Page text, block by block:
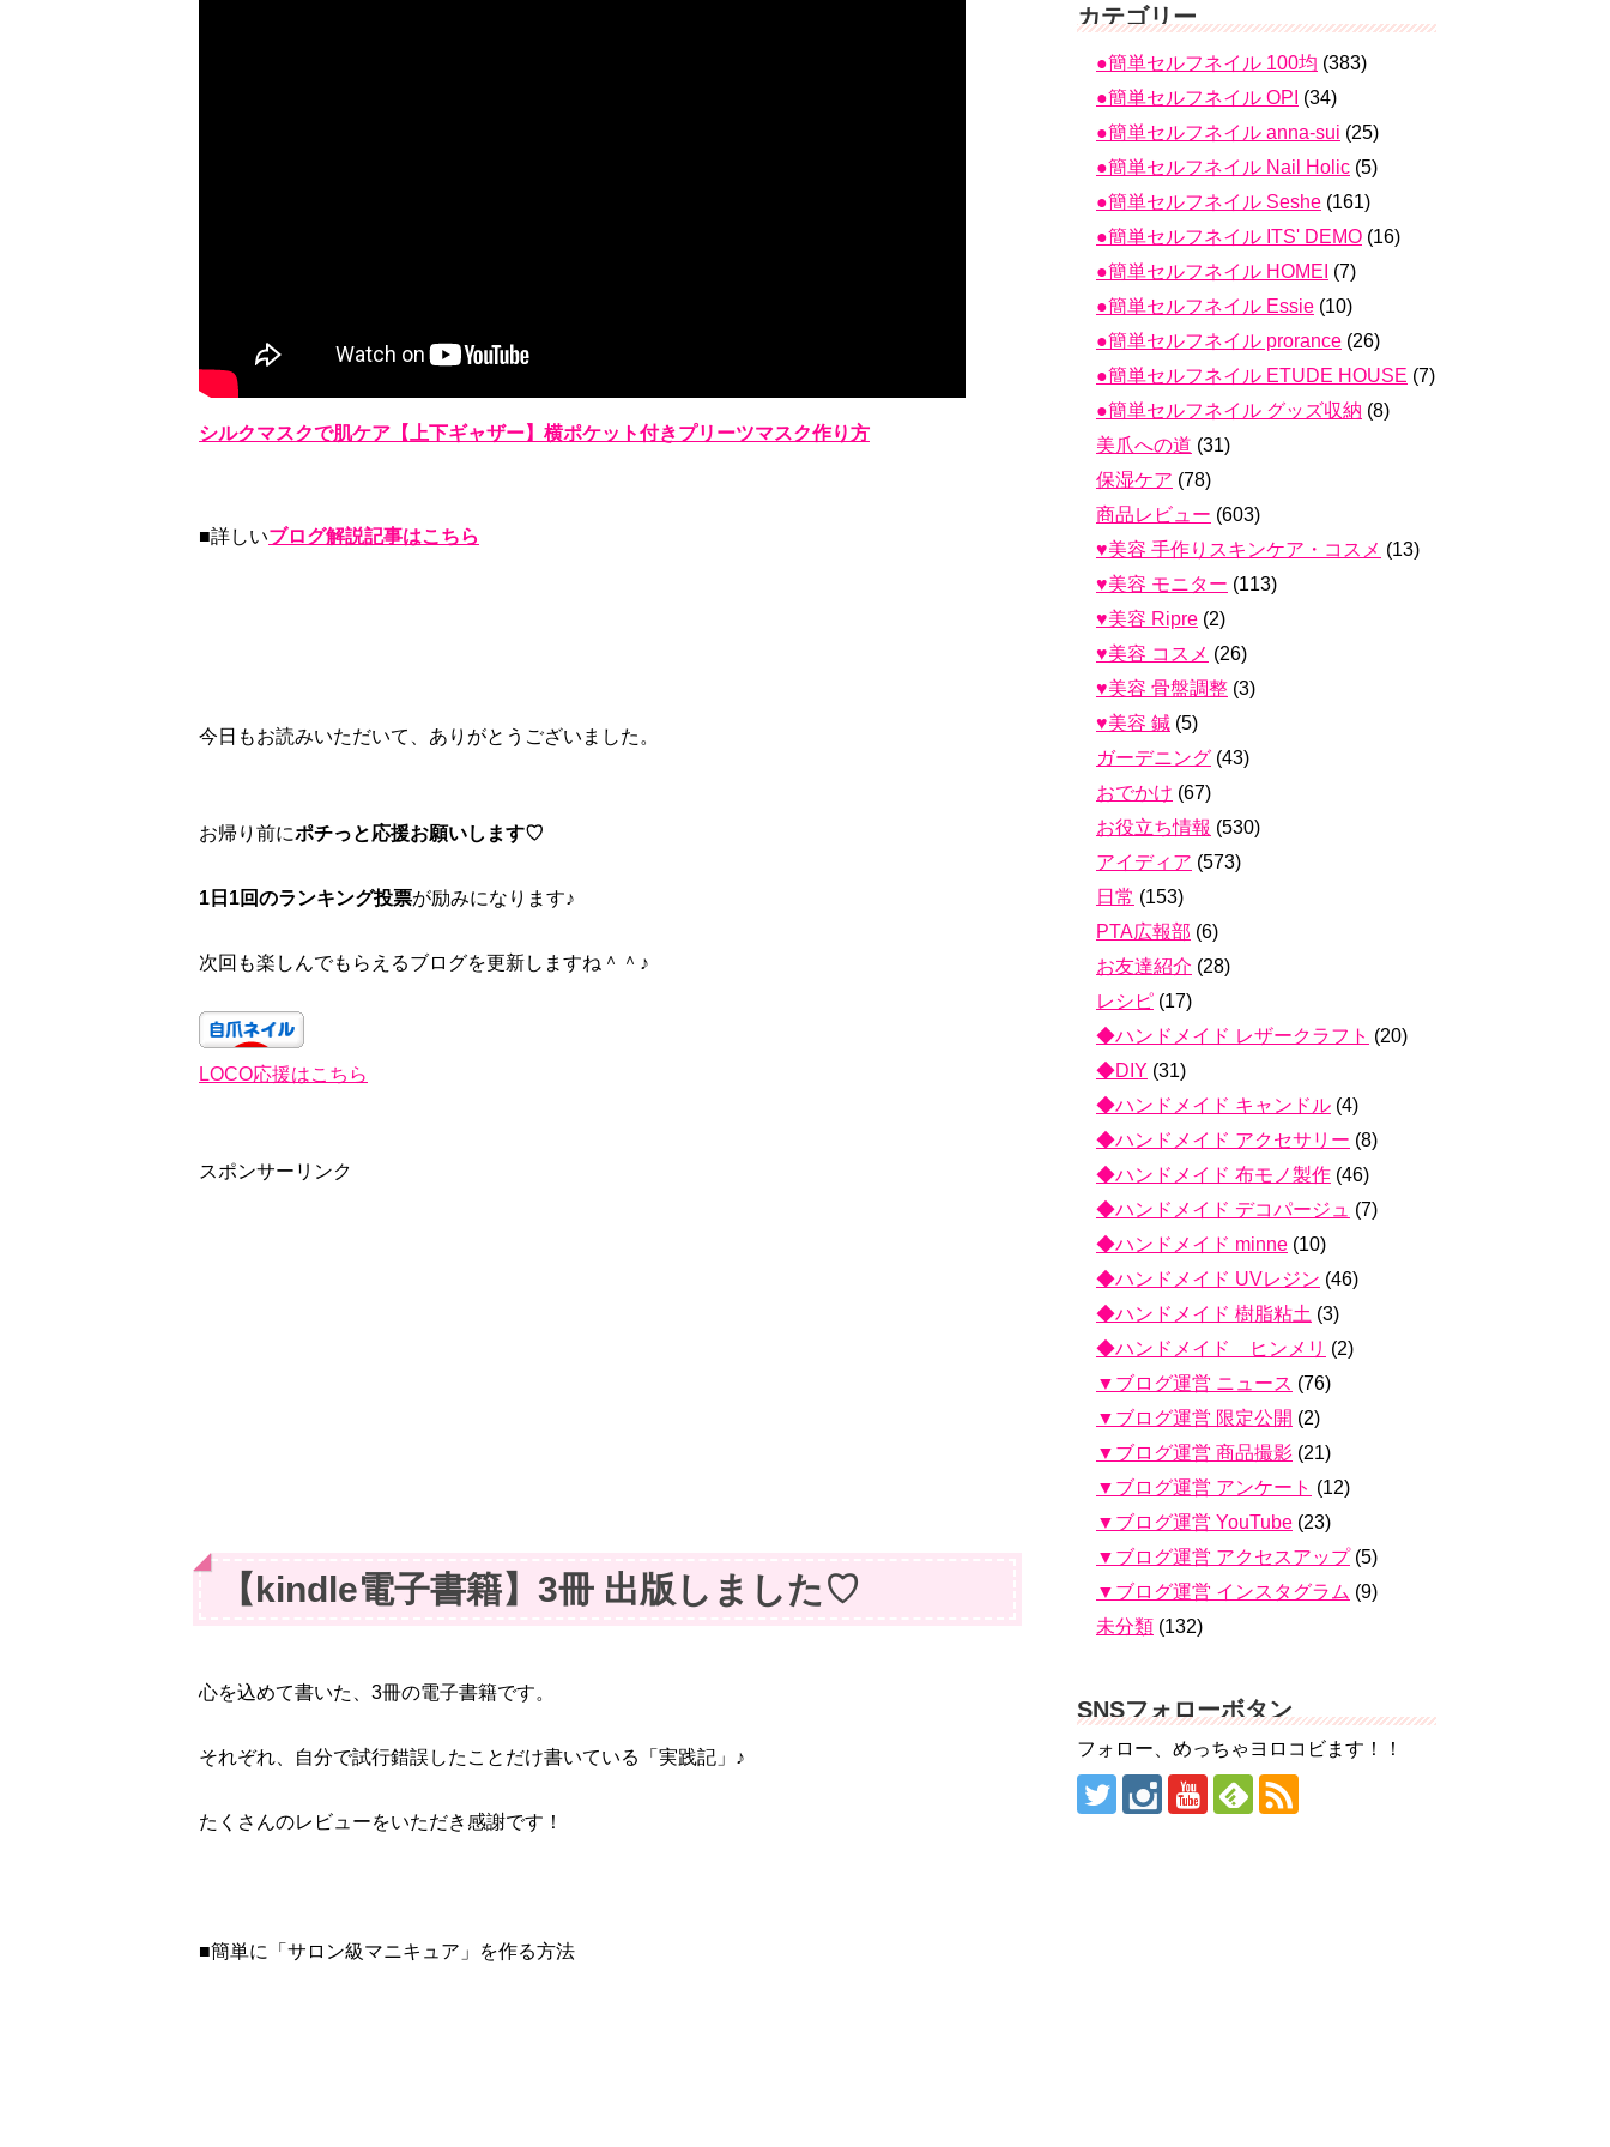
シルクマスクで肌ケア【上下ギャザー】横ポケット付きプリーツマスク作り方
■詳しいブログ解説記事はこちら
今日もお読みいただいて、ありがとうございました。
お帰り前にポチっと応援お願いします♡
1日1回のランキング投票が励みになります♪
次回も楽しんでもらえるブログを更新しますね＾＾♪
LOCO応援はこちら
スポンサーリンク
【kindle電子書籍】3冊 出版しました♡
心を込めて書いた、3冊の電子書籍です。
それぞれ、自分で試行錯誤したことだけ書いている「実践記」♪
たくさんのレビューをいただき感謝です！
■簡単に「サロン級マニキュア」を作る方法
カテゴリー
●簡単セルフネイル 100均 (383)
●簡単セルフネイル OPI (34)
●簡単セルフネイル anna-sui (25)
●簡単セルフネイル Nail Holic (5)
●簡単セルフネイル Seshe (161)
●簡単セルフネイル ITS' DEMO (16)
●簡単セルフネイル HOMEI (7)
●簡単セルフネイル Essie (10)
●簡単セルフネイル prorance (26)
●簡単セルフネイル ETUDE HOUSE (7)
●簡単セルフネイル グッズ収納 (8)
美爪への道 (31)
保湿ケア (78)
商品レビュー (603)
♥美容 手作りスキンケア・コスメ (13)
♥美容 モニター (113)
♥美容 Ripre (2)
♥美容 コスメ (26)
♥美容 骨盤調整 (3)
♥美容 鍼 (5)
ガーデニング (43)
おでかけ (67)
お役立ち情報 (530)
アイディア (573)
日常 (153)
PTA広報部 (6)
お友達紹介 (28)
レシピ (17)
◆ハンドメイド レザークラフト (20)
◆DIY (31)
◆ハンドメイド キャンドル (4)
◆ハンドメイド アクセサリー (8)
◆ハンドメイド 布モノ製作 (46)
◆ハンドメイド デコパージュ (7)
◆ハンドメイド minne (10)
◆ハンドメイド UVレジン (46)
◆ハンドメイド 樹脂粘土 (3)
◆ハンドメイド ヒンメリ (2)
▼ブログ運営 ニュース (76)
▼ブログ運営 限定公開 (2)
▼ブログ運営 商品撮影 (21)
▼ブログ運営 アンケート (12)
▼ブログ運営 YouTube (23)
▼ブログ運営 アクセスアップ(5)
▼ブログ運営 インスタグラム (9)
未分類 (132)
SNSフォローボタン
フォロー、めっちゃヨロコビます！！